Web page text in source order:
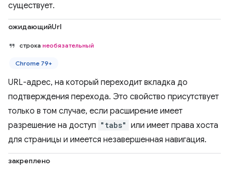
существует.
ожидающийUrl
строка необязательный
Chrome 79+
URL-адрес, на который переходит вкладка до
подтверждения перехода. Это свойство присутствует
только в том случае, если расширение имеет
разрешение на доступ "tabs" или имеет права хоста
для страницы и имеется незавершенная навигация.
закреплено